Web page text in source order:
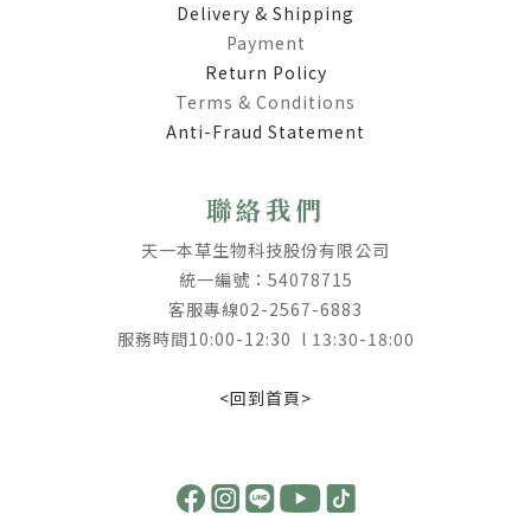
Delivery & Shipping
Payment
Return Policy
Terms & Conditions
Anti-Fraud Statement
聯絡我們
天一本草生物科技股份有限公司
統一編號：54078715
客服專線02-2567-6883
服務時間10:00-12:30 l 13:30-18:00
<回到首頁>